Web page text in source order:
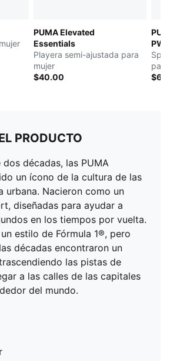
PUMA Elevated
Essentials
Playera semi-ajustada para
mujer
$40.00
PRODUCTO
décadas, las PUMA
un ícono de la cultura de las
urbana. Nacieron como un
diseñadas para ayudar a
en los tiempos por vuelta.
estilo de Fórmula 1®, pero
décadas encontraron un
las pistas de
a las calles de las capitales
del mundo.